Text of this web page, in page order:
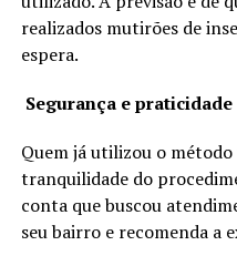
realizados mutirões de
espera.
Segurança e praticidade
Quem já utilizou o
tranquilidade do
conta que buscou
seu bairro e recomenda a